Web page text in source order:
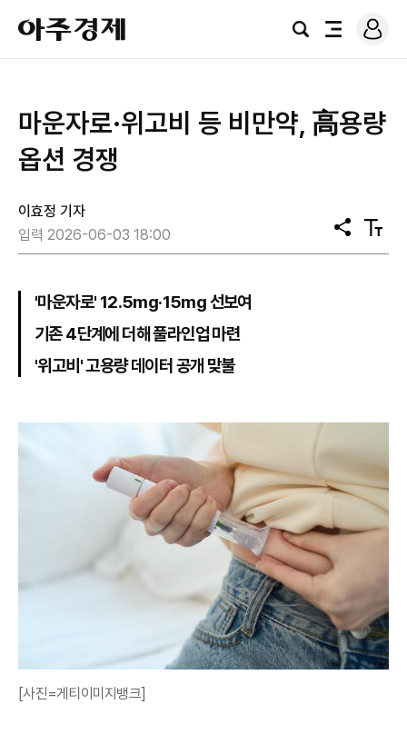
아
주
경
검
전
로
그
마운자로·위고비 등 비만약, 高용량
옵션 경쟁
이효정 기자
입력 2026-06-03 18:00
공
유
텍
스
'마운자로' 12.5mg·15mg 선보여
기존 4단계에 더해 풀라인업 마련
'위고비' 고용량 데이터 공개 맞불
[사진=게티이미지뱅크]